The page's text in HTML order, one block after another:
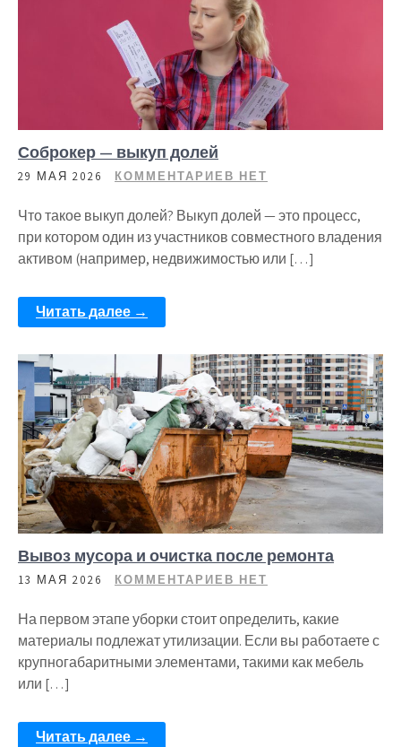
Соброкер — выкуп долей
29 МАЯ 2026 КОММЕНТАРИЕВ НЕТ
Что такое выкуп долей? Выкуп долей — это процесс,
при котором один из участников совместного владения
активом (например, недвижимостью или […]
Читать далее →
Вывоз мусора и очистка после ремонта
13 МАЯ 2026 КОММЕНТАРИЕВ НЕТ
На первом этапе уборки стоит определить, какие
материалы подлежат утилизации. Если вы работаете с
крупногабаритными элементами, такими как мебель
или […]
Читать далее →